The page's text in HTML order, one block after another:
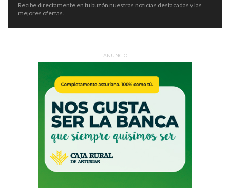
Recibe directamente en tu buzón nuestras noticias destacadas y las
mejores ofertas.
ANUNCIO